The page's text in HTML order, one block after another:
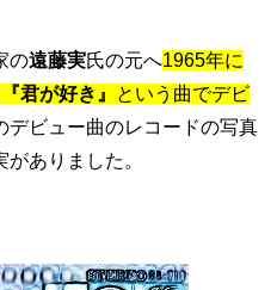
の遠藤実氏の元へ1965年に
『君が好き』
という曲でデビ
デビュー曲のレコードの写真
ありました。